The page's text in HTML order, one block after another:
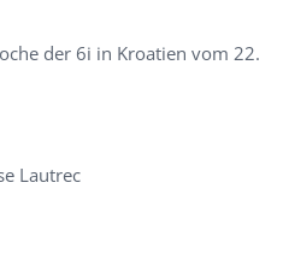
der 6i in Kroatien vom 22.
Lautrec